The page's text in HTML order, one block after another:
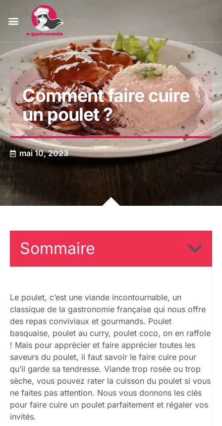
Comment faire cuire
un poulet ?
mai 10, 2023
Sommaire
Le poulet, c’est une viande incontournable, un
classique de la gastronomie française qui nous offre
des repas conviviaux et gourmands. Poulet
basquaise, poulet au curry, poulet coco, on en raffole
! Mais pour apprécier et faire apprécier toutes les
saveurs du poulet, il faut savoir le faire cuire pour
qu’il garde sa tendresse. Viande trop rosée ou trop
sèche, vous pouvez rater la cuisson du poulet si vous
ne faites pas attention. Nous vous donnons les clés
pour faire cuire un poulet parfaitement et régaler vos
invités.